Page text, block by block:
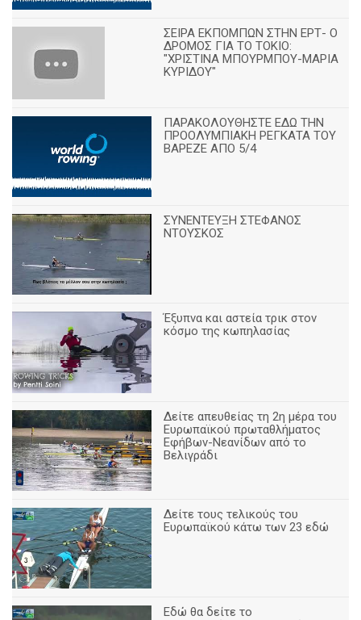
ΣΕΙΡΑ ΕΚΠΟΜΠΩΝ ΣΤΗΝ ΕΡΤ- Ο
ΔΡΟΜΟΣ ΓΙΑ ΤΟ ΤΟΚΙΟ:
"ΧΡΙΣΤΙΝΑ ΜΠΟΥΡΜΠΟΥ-ΜΑΡΙΑ
ΚΥΡΙΔΟΥ"
ΠΑΡΑΚΟΛΟΥΘΗΣΤΕ ΕΔΩ ΤΗΝ
ΠΡΟΟΛΥΜΠΙΑΚΗ ΡΕΓΚΑΤΑ ΤΟΥ
ΒΑΡΕΖΕ ΑΠΟ 5/4
ΣΥΝΕΝΤΕΥΞΗ ΣΤΕΦΑΝΟΣ
ΝΤΟΥΣΚΟΣ
Έξυπνα και αστεία τρικ στον
κόσμο της κωπηλασίας
Δείτε απευθείας τη 2η μέρα του
Ευρωπαϊκού πρωταθλήματος
Εφήβων-Νεανίδων από το
Βελιγράδι
Δείτε τους τελικούς του
Ευρωπαϊκού κάτω των 23 εδώ
Εδώ θα δείτε το